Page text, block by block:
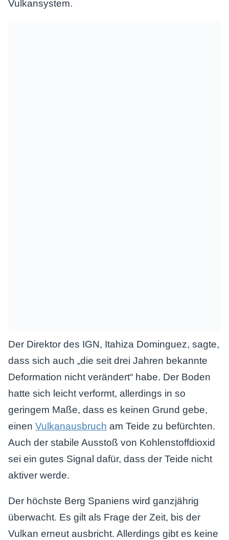
Vulkansystem.
Der Direktor des IGN, Itahiza Dominguez, sagte,
dass sich auch „die seit drei Jahren bekannte
Deformation nicht verändert“ habe. Der Boden
hatte sich leicht verformt, allerdings in so
geringem Maße, dass es keinen Grund gebe,
einen Vulkanausbruch am Teide zu befürchten.
Auch der stabile Ausstoß von Kohlenstoffdioxid
sei ein gutes Signal dafür, dass der Teide nicht
aktiver werde.
Der höchste Berg Spaniens wird ganzjährig
überwacht. Es gilt als Frage der Zeit, bis der
Vulkan erneut ausbricht. Allerdings gibt es keine